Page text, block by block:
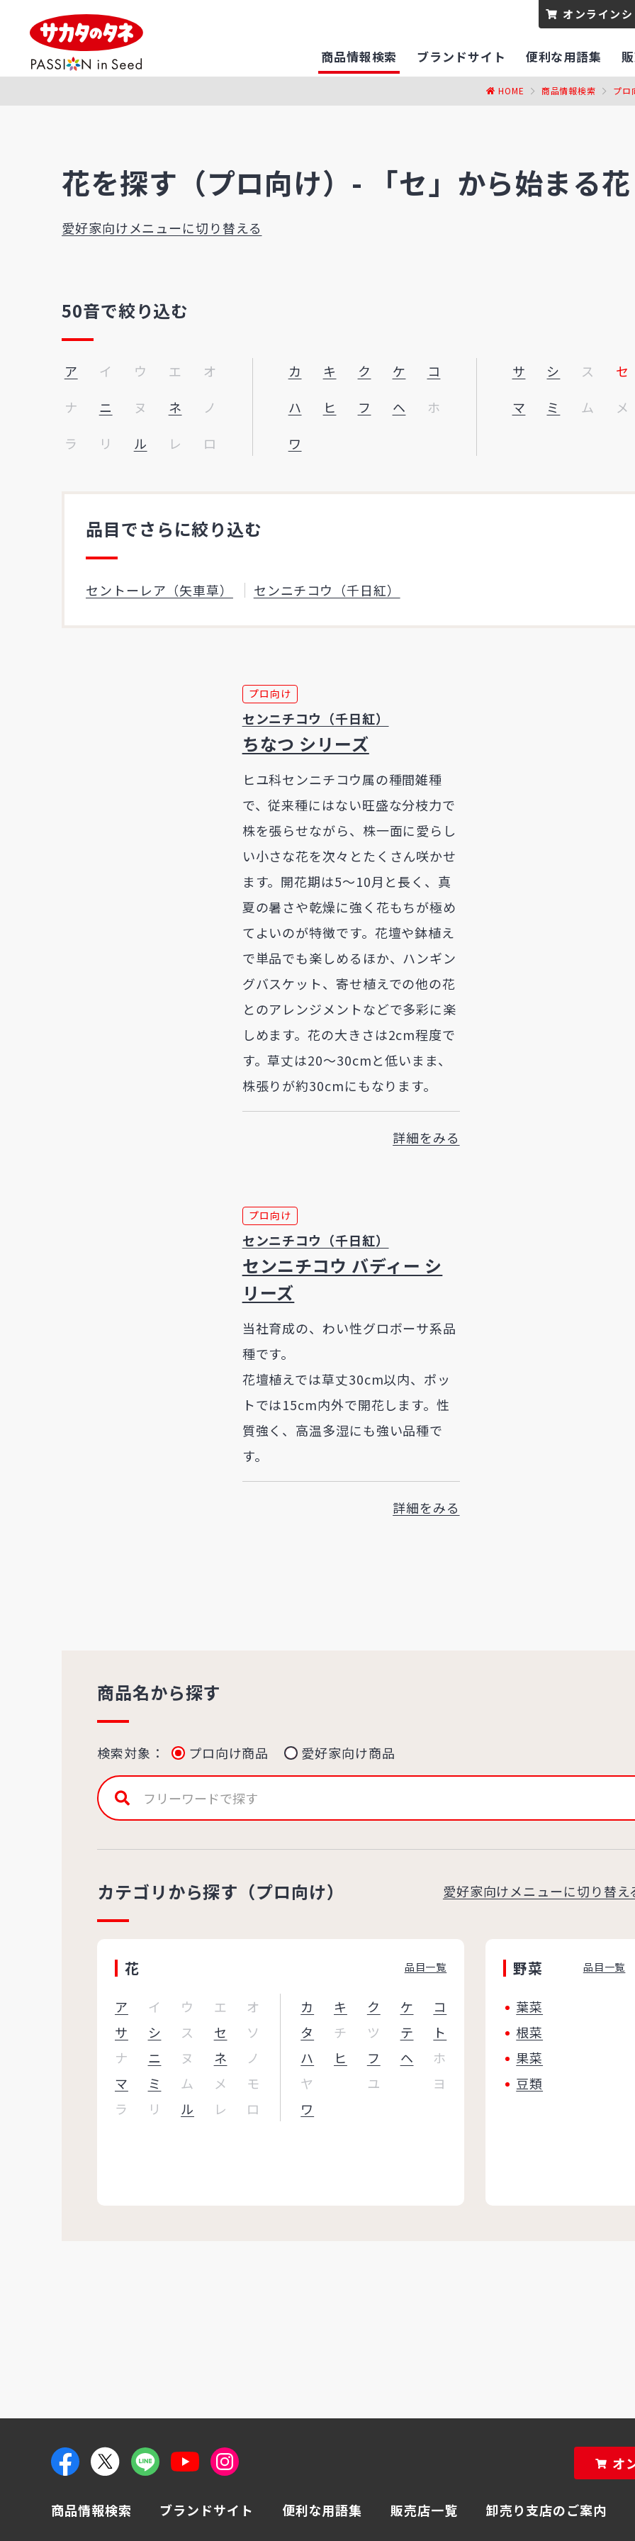
オンライン
商品情報検索 ブランドサイト 便利な用語集
HOME 商品情報検索 プロ
花を探す（プロ向け）- 「セ」から始まる花
愛好家向けメニューに切り替える
50音で絞り込む
ア イ ウ エ オ カ キ ク ケ コ サ シ ス
セ
ナ
ニ ヌ ネ ノ ハ ヒ フ ヘ ホ マ ミ ム
メ
ラ
リ ル レ ロ ワ
品目でさらに絞り込む
セントーレア（矢車草） センニチコウ（千日紅）
プロ向け
センニチコウ（千日紅）
ちなつ シリーズ
ヒユ科センニチコウ属の種間雑種
で、従来種にはない旺盛な分枝力で
株を張らせながら、株一面に愛らし
い小さな花を次々とたくさん咲かせ
ます。開花期は5～10月と長く、真
夏の暑さや乾燥に強く花もちが極め
てよいのが特徴です。花壇や鉢植え
で単品でも楽しめるほか、ハンギン
グバスケット、寄せ植えでの他の花
とのアレンジメントなどで多彩に楽
しめます。花の大きさは2cm程度で
す。草丈は20～30cmと低いまま、
株張りが約30cmにもなります。
詳細をみる
プロ向け
センニチコウ（千日紅）
センニチコウ バディー シ
リーズ
当社育成の、わい性グロボーサ系品
種です。
花壇植えでは草丈30cm以内、ポッ
トでは15cm内外で開花します。性
質強く、高温多湿にも強い品種で
す。
詳細をみる
商品名から探す
検索対象： プロ向け商品 愛好家向け商品
カテゴリから探す（プロ向け） 愛好家向けメニューに切り替え
花 品目一覧
ア イ ウ エ オ カ キ ク ケ
コ
サ
シ ス セ ソ タ チ ツ テ
ト
ナ
ニ ヌ ネ ノ ハ ヒ フ ヘ
ホ
マ
ミ ム メ モ ヤ ユ
ヨ
ラ
リ ル レ ロ ワ
野菜 品目一覧
葉菜
根菜
果菜
豆類
商品情報検索 ブランドサイト 便利な用語集 販売店一覧 卸売り支店のご案内
オ